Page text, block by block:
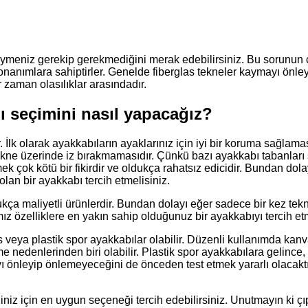
gerekip gerekmediğini merak edebilirsiniz. Bu
sahiptirler. Genelde fiberglas tekneler kaymayı
olasılıklar arasındadır.
seçimini nasıl yapacağız?
olarak ayakkabıların ayaklarınız için iyi bir koruma
üzerinde iz bırakmamasıdır. Çünkü bazı ayakkabı
çok kötü bir fikirdir ve oldukça rahatsız edicidir. Bundan
bir ayakkabı tercih etmelisiniz.
maliyetli ürünlerdir. Bundan dolayı eğer sadece bir kez
özelliklere en yakın sahip olduğunuz bir ayakkabıyı tercih
plastik spor ayakkabılar olabilir. Düzenli kullanımda
nedenlerinden biri olabilir. Plastik spor ayakkabılara
önleyip önlemeyeceğini de önceden test etmek yararlı
için en uygun seçeneği tercih edebilirsiniz. Unutmayın ki